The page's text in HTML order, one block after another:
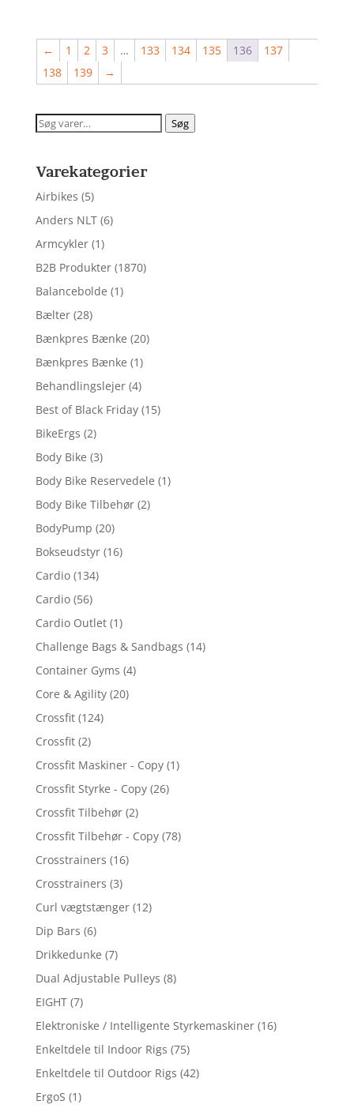
← 1 2 3 … 133 134 135 136
137
138
139 →
Søg
Søg
Varekategorier
Airbikes (5)
Anders NLT (6)
Armcykler (1)
B2B Produkter (1870)
Balancebolde (1)
Bælter (28)
Bænkpres Bænke (20)
Bænkpres Bænke (1)
Behandlingslejer (4)
Best of Black Friday (15)
BikeErgs (2)
Body Bike (3)
Body Bike Reservedele (1)
Body Bike Tilbehør (2)
BodyPump (20)
Bokseudstyr (16)
Cardio (134)
Cardio (56)
Cardio Outlet (1)
Challenge Bags & Sandbags (14)
Container Gyms (4)
Core & Agility (20)
Crossfit (124)
Crossfit (2)
Crossfit Maskiner - Copy (1)
Crossfit Styrke - Copy (26)
Crossfit Tilbehør (2)
Crossfit Tilbehør - Copy (78)
Crosstrainers (16)
Crosstrainers (3)
Curl vægtstænger (12)
Dip Bars (6)
Drikkedunke (7)
Dual Adjustable Pulleys (8)
EIGHT (7)
Elektroniske / Intelligente Styrkemaskiner (16)
Enkeltdele til Indoor Rigs (75)
Enkeltdele til Outdoor Rigs (42)
ErgoS (1)